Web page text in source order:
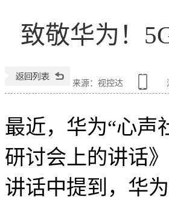
致敬华为！
来源：视控达
最近，华为“心声
研讨会上的讲话
讲话中提到，华